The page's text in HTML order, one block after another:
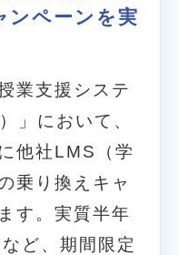
ンペーンを実
業支援システ
」において、
他社LMS（学
乗り換えキャ
す。実質半年
ど、期間限定